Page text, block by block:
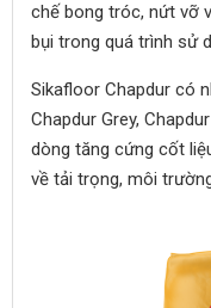
chế bong tróc, nứt vỡ
bụi trong quá trình sử
Sikafloor Chapdur có
Chapdur Grey,
dòng tăng cứng cốt
về tải trọng, môi